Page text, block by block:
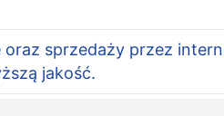
sprzedaży przez
jakość.